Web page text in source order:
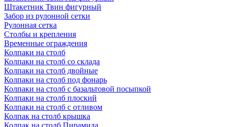
Штакетник Твин фигурный
Забор из рулонной сетки
Рулонная сетка
Столбы и крепления
Временные ограждения
Колпаки на столб
Колпаки на столб со склада
Колпаки на столб двoйные
Колпаки на столб под фонарь
Колпаки на столб с базальтовой посыпкой
Колпаки на столб плоский
Колпаки на столб с отливом
Колпак на столб крышка
Колпак на столб Пирамида